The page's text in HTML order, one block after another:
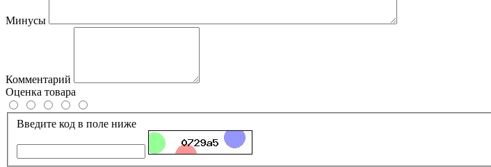
Минусы
Комментарий
Оценка товара
Введите код в поле ниже